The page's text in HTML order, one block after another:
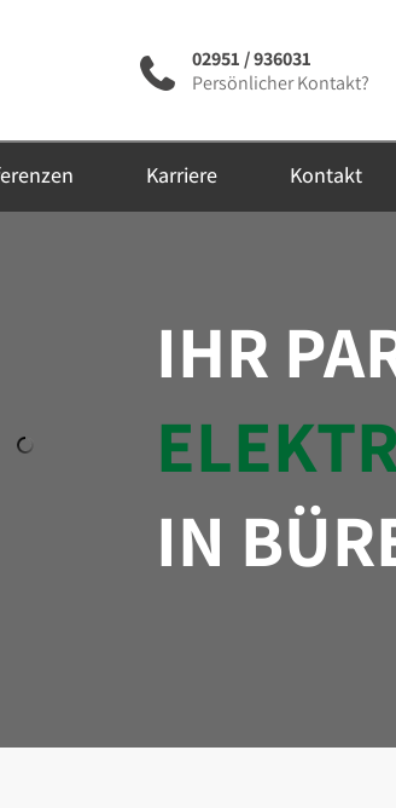
02951 / 936031
Persönlicher Kontakt?
Karriere Kontakt
IHR
IN